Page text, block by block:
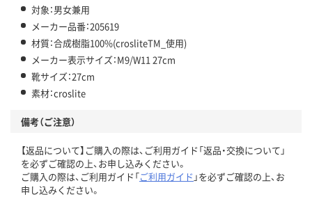
対象：男女兼用
メーカー品番：205619
材質：合成樹脂100%(crosliteTM_使用)
メーカー表示サイズ：M9/W11 27cm
靴サイズ：27cm
素材：croslite
備考（ご注意）
【返品について】ご購入の際は、ご利用ガイド「返品・交換について」
を必ずご確認の上、お申し込みください。
ご購入の際は、ご利用ガイド「ご利用ガイド 」を必ずご確認の上、お
申し込みください。